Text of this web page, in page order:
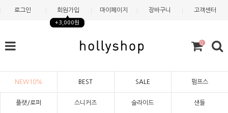
로그인 회원가입
+3,000원
마이페이지 장바구니 고객센터
0
NEW10% BEST SALE 펌프스
플랫/로퍼 스니커즈 슬라이드 샌들